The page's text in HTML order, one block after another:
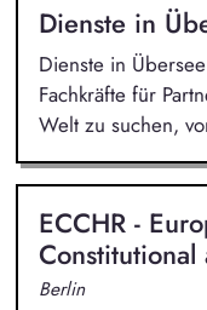
Dienste in
Dienste in
Fachkräfte für
Welt zu suchen,
ECCHR -
Constitutional
Berlin